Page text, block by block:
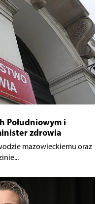
Południowym i
zdrowia
mazowieckiemu oraz